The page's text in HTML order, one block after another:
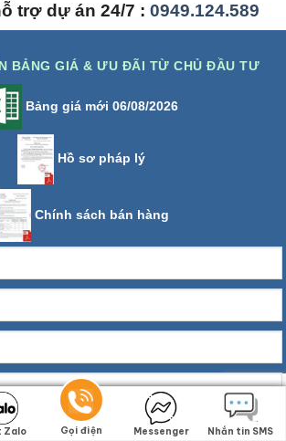
trợ dự án 24/7 :0949.124.589
BẢNG GIÁ & ƯU ĐÃI TỪ CHỦ ĐẦU TƯ
Bảng giá mới 06/08/2026
Hồ sơ pháp lý
Chính sách bán hàng
Zalo Gọi điện Messenger Nhắn tin SMS
Zalo Gọi điện Messenger Nhắn tin SMS